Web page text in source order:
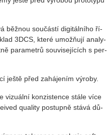
běž­nou sou­čás­tí di­gi­tál­ní­ho ří­
3DCS, které umož­ňují ana­ly­
pa­ra­me­t­rů sou­vi­se­jí­cích s per­
ještě před za­há­je­ním vý­ro­by.
vi­zu­ál­ní kon­zis­ten­ce stále více
qua­li­ty po­stup­ně stává dů­